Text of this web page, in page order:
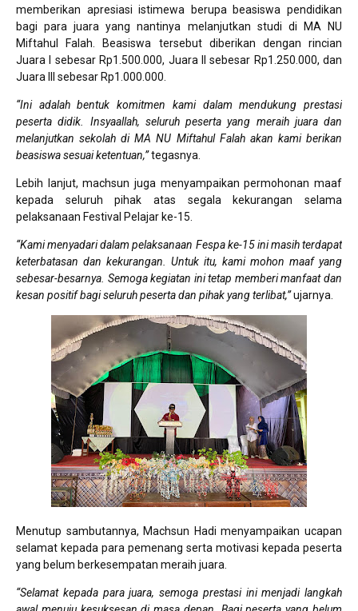
memberikan apresiasi istimewa berupa beasiswa pendidikan
bagi para juara yang nantinya melanjutkan studi di MA NU
Miftahul Falah. Beasiswa tersebut diberikan dengan rincian
Juara I sebesar Rp1.500.000, Juara II sebesar Rp1.250.000, dan
Juara III sebesar Rp1.000.000.
“Ini adalah bentuk komitmen kami dalam mendukung prestasi
peserta didik. Insyaallah, seluruh peserta yang meraih juara dan
melanjutkan sekolah di MA NU Miftahul Falah akan kami berikan
beasiswa sesuai ketentuan,”tegasnya.
Lebih lanjut, machsun juga menyampaikan permohonan maaf
kepada seluruh pihak atas segala kekurangan selama
pelaksanaan Festival Pelajar ke-15.
“Kami menyadari dalam pelaksanaan Fespa ke-15 ini masih terdapat
keterbatasan dan kekurangan. Untuk itu, kami mohon maaf yang
sebesar-besarnya. Semoga kegiatan ini tetap memberi manfaat dan
kesan positif bagi seluruh peserta dan pihak yang terlibat,”ujarnya.
Menutup sambutannya, Machsun Hadi menyampaikan ucapan
selamat kepada para pemenang serta motivasi kepada peserta
yang belum berkesempatan meraih juara.
“Selamat kepada para juara, semoga prestasi ini menjadi langkah